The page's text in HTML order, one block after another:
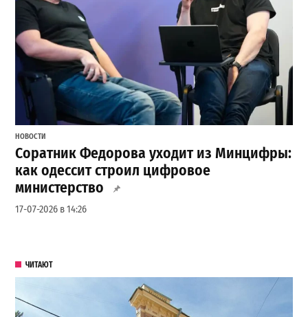
НОВОСТИ
Соратник Федорова уходит из Минцифры:
как одессит строил цифровое
министерство
17-07-2026 в 14:26
ЧИТАЮТ